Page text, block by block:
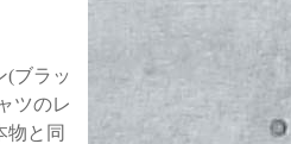
(ブラッ
ツのレ
物と同